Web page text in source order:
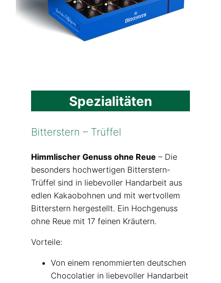
Spezialitäten
Bitterstern – Trüffel
Himmlischer Genuss ohne Reue – Die
besonders hochwertigen Bitterstern-
Trüffel sind in liebevoller Handarbeit aus
edlen Kakaobohnen und mit wertvollem
Bitterstern hergestellt. Ein Hochgenuss
ohne Reue mit 17 feinen Kräutern.
Vorteile:
Von einem renommierten deutschen
Chocolatier in liebevoller Handarbeit